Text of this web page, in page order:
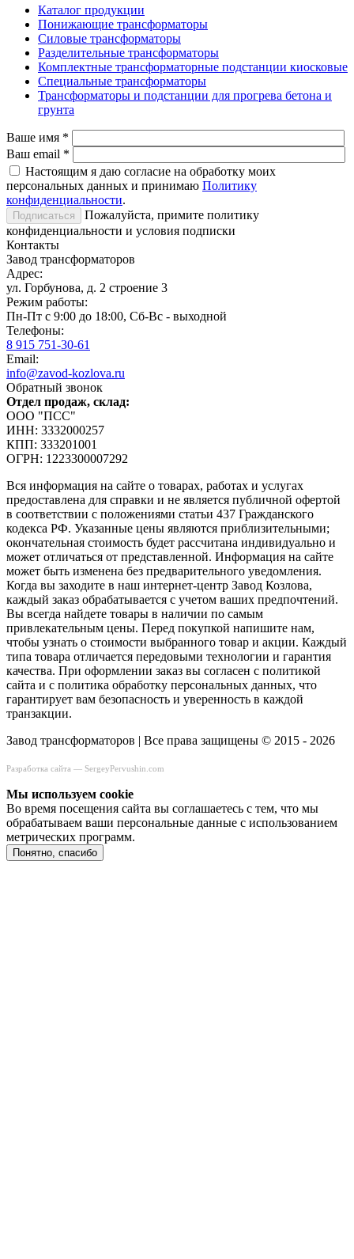
Каталог продукции
Понижающие трансформаторы
Силовые трансформаторы
Разделительные трансформаторы
Комплектные трансформаторные подстанции киосковые
Специальные трансформаторы
Трансформаторы и подстанции для прогрева бетона и
грунта
Ваше имя *
Ваш email *
Настоящим я даю согласие на обработку моих
персональных данных и принимаю Политику
конфиденциальности.
Пожалуйста, примите политику
конфиденциальности и условия подписки
Контакты
Завод трансформаторов
Адрес:
ул. Горбунова, д. 2 строение 3
Режим работы:
Пн-Пт с 9:00 до 18:00, Сб-Вс - выходной
Телефоны:
8 915 751-30-61
Email:
info@zavod-kozlova.ru
Обратный звонок
Отдел продаж, склад:
ООО "ПСС"
ИНН: 3332000257
КПП: 333201001
ОГРН: 1223300007292
Вся информация на сайте о товарах, работах и услугах
предоставлена для справки и не является публичной офертой
в соответствии с положениями статьи 437 Гражданского
кодекса РФ. Указанные цены являются приблизительными;
окончательная стоимость будет рассчитана индивидуально и
может отличаться от представленной. Информация на сайте
может быть изменена без предварительного уведомления.
Когда вы заходите в наш интернет-центр Завод Козлова,
каждый заказ обрабатывается с учетом ваших предпочтений.
Вы всегда найдете товары в наличии по самым
привлекательным цены. Перед покупкой напишите нам,
чтобы узнать о стоимости выбранного товар и акции. Каждый
типа товара отличается передовыми технологии и гарантия
качества. При оформлении заказ вы согласен с политикой
сайта и с политика обработку персональных данных, что
гарантирует вам безопасность и уверенность в каждой
транзакции.
Завод трансформаторов | Все права защищены © 2015 - 2026
Разработка сайта — SergeyPervushin.com
Мы используем сookie
Во время посещения сайта вы соглашаетесь с тем, что мы
обрабатываем ваши персональные данные с использованием
метрических программ.
Понятно, спасибо